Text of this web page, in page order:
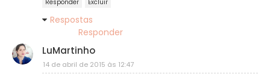
Responder Excluir
Respostas
Responder
LuMartinho
14 de abril de 2015 às 12:47